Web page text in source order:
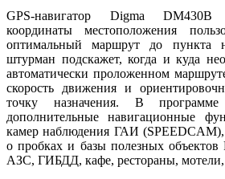
GPS-навигатор Digma DM430B
координаты местоположения
оптимальный маршрут до пункта
штурман подскажет, когда и куда
автоматически проложенном
скорость движения и
точку назначения. В программе
дополнительные навигационные
камер наблюдения ГАИ
о пробках и базы полезных
АЗС, ГИБДД, кафе, рестораны,